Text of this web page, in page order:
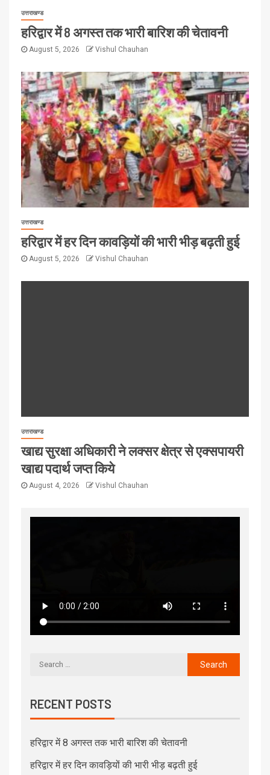
उत्तराखण्ड
हरिद्वार में 8 अगस्त तक भारी बारिश की चेतावनी
August 5, 2026 Vishul Chauhan
उत्तराखण्ड
हरिद्वार में हर दिन कावड़ियों की भारी भीड़ बढ़ती हुई
August 5, 2026 Vishul Chauhan
उत्तराखण्ड
खाद्य सुरक्षा अधिकारी ने लक्सर क्षेत्र से एक्सपायरी
खाद्य पदार्थ जप्त किये
August 4, 2026 Vishul Chauhan
RECENT POSTS
हरिद्वार में 8 अगस्त तक भारी बारिश की चेतावनी
हरिद्वार में हर दिन कावड़ियों की भारी भीड़ बढ़ती हुई